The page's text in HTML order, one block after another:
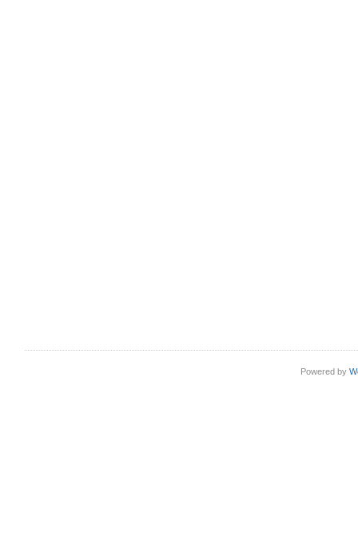
Powered by